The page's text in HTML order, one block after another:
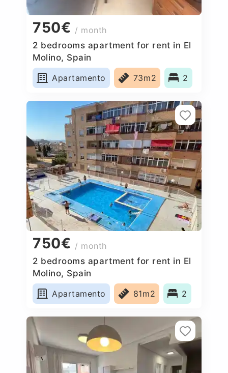
750€ / month
2 bedrooms apartment for rent in El
Molino, Spain
Apartamento
73m2 2
750€ / month
2 bedrooms apartment for rent in El
Molino, Spain
Apartamento
81m2 2